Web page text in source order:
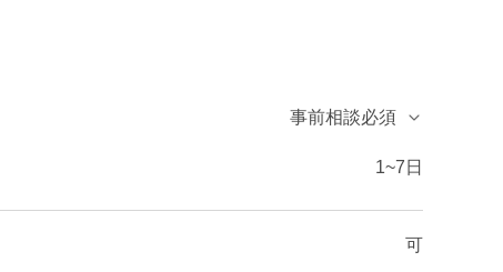
事前相談必須
1~7日
可